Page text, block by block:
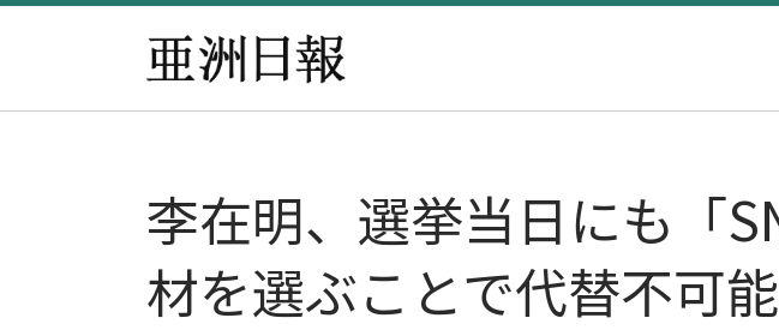
李在明、選挙当日にも「
材を選ぶことで代替不可能